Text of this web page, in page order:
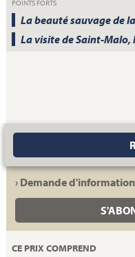
POINTS FORTS
La beauté sauvage de
La visite de Saint-Malo,
› Demande d'information
CE PRIX COMPREND